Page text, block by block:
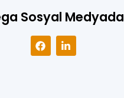
Sosyal Medyada